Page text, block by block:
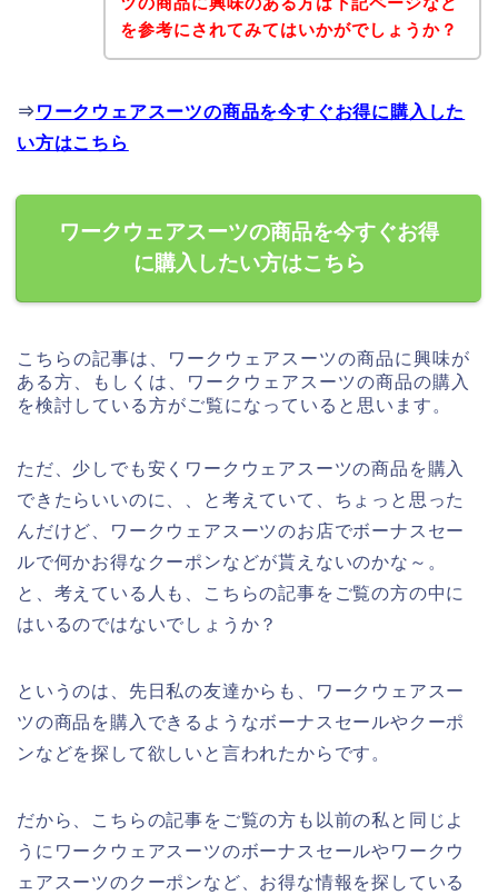
を参考にされてみてはいかがでしょうか？
⇒ ワークウェアスーツの商品を今すぐお得に購入した
い方はこちら
ワークウェアスーツの商品を今すぐお得
に購入したい方はこちら
こちらの記事は、ワークウェアスーツの商品に興味が
ある方、もしくは、ワークウェアスーツの商品の購入
を検討している方がご覧になっていると思います。
ただ、少しでも安くワークウェアスーツの商品を購入
できたらいいのに、、と考えていて、ちょっと思った
んだけど、ワークウェアスーツのお店でボーナスセー
ルで何かお得なクーポンなどが貰えないのかな～。
と、考えている人も、こちらの記事をご覧の方の中に
はいるのではないでしょうか？
というのは、先日私の友達からも、ワークウェアスー
ツの商品を購入できるようなボーナスセールやクーポ
ンなどを探して欲しいと言われたからです。
だから、こちらの記事をご覧の方も以前の私と同じよ
うにワークウェアスーツのボーナスセールやワークウ
ェアスーツのクーポンなど、お得な情報を探している